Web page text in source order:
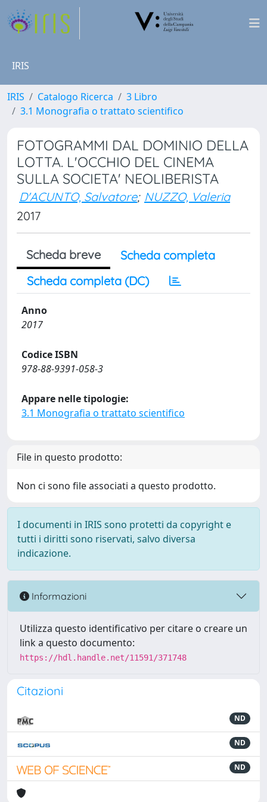
IRIS
IRIS Catalogo Ricerca
3 Libro
3.1 Monografia o trattato scientifico
FOTOGRAMMI DAL DOMINIO DELLA
LOTTA. L'OCCHIO DEL CINEMA
SULLA SOCIETA' NEOLIBERISTA
D'ACUNTO, Salvatore; NUZZO, Valeria
2017
Scheda breve
Scheda completa
Scheda completa (DC)
Anno
2017
Codice ISBN
978-88-9391-058-3
Appare nelle tipologie:
3.1 Monografia o trattato scientifico
File in questo prodotto:
Non ci sono file associati a questo prodotto.
I documenti in IRIS sono protetti da copyright e
tutti i diritti sono riservati, salvo diversa
indicazione.
Informazioni
Utilizza questo identificativo per citare o creare un
link a questo documento:
https://hdl.handle.net/11591/371748
Citazioni
ND
ND
ND